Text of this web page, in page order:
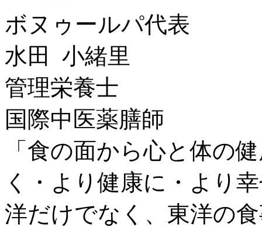
ボヌゥールパ代表
水田 小緒里
管理栄養士
国際中医薬膳師
「食の面から心と体の
く・より健康に・より
洋だけでなく、東洋の